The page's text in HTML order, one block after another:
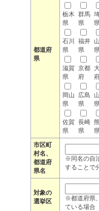
都道府
県
栃木
県
群馬
県
石川
県
福井
県
滋賀
県
京都
府
岡山
県
広島
県
佐賀
県
長崎
県
市区町
村名、
都道府
県名
※同名の自
することで
対象の
選挙区
※都道府県
ている場合